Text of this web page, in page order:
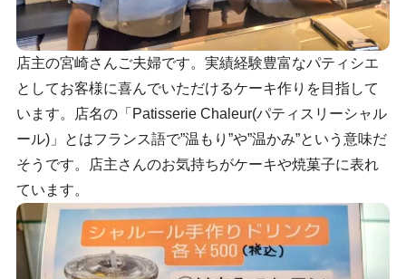
店主の宮崎さんご夫婦です。実績経験豊富なパティシエ
としてお客様に喜んでいただけるケーキ作りを目指して
います。店名の「Patisserie Chaleur(パティスリーシャル
ール)」とはフランス語で”温もり”や”温かみ”という意味だ
そうです。店主さんのお気持ちがケーキや焼菓子に表れ
ています。